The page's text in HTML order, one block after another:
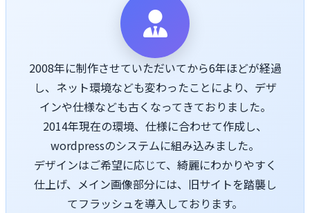
2008年に制作させていただいてから6年ほどが経過
し、ネット環境なども変わったことにより、デザ
インや仕様なども古くなってきておりました。
2014年現在の環境、仕様に合わせて作成し、
wordpressのシステムに組み込みました。
デザインはご希望に応じて、綺麗にわかりやすく
仕上げ、メイン画像部分には、旧サイトを踏襲し
てフラッシュを導入しております。